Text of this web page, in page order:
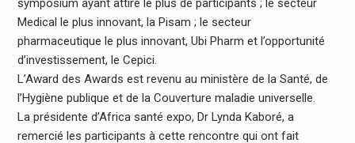
symposium ayant attiré le plus de participants ; le secteur
Medical le plus innovant, la Pisam ; le secteur
pharmaceutique le plus innovant, Ubi Pharm et l’opportunité
d’investissement, le Cepici.
L’Award des Awards est revenu au ministère de la Santé, de
l’Hygiène publique et de la Couverture maladie universelle.
La présidente d’Africa santé expo, Dr Lynda Kaboré, a
remercié les participants à cette rencontre qui ont fait